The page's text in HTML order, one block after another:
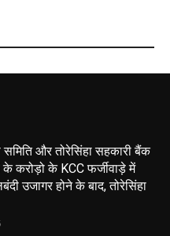
और तोरेसिंहा सहकारी बैंक
के करोड़ो के KCC फर्जीवाड़े में
उजागर होने के बाद, तोरेसिंहा